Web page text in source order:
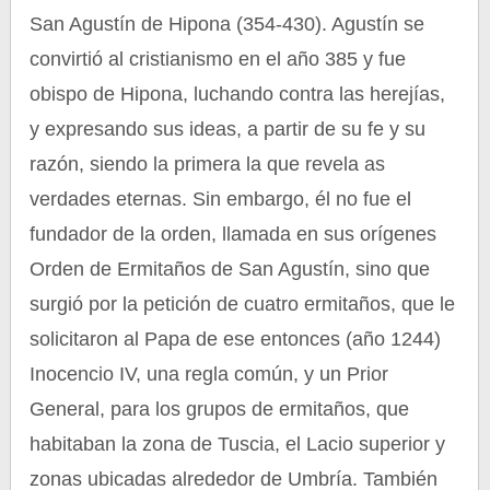
San Agustín de Hipona (354-430). Agustín se
convirtió al cristianismo en el año 385 y fue
obispo de Hipona, luchando contra las herejías,
y expresando sus ideas, a partir de su fe y su
razón, siendo la primera la que revela as
verdades eternas. Sin embargo, él no fue el
fundador de la orden, llamada en sus orígenes
Orden de Ermitaños de San Agustín, sino que
surgió por la petición de cuatro ermitaños, que le
solicitaron al Papa de ese entonces (año 1244)
Inocencio IV, una regla común, y un Prior
General, para los grupos de ermitaños, que
habitaban la zona de Tuscia, el Lacio superior y
zonas ubicadas alrededor de Umbría. También